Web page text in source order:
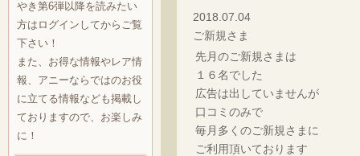
やき第6弾以降を読みたい
方はログインしてからご覧
下さい！
また、お得な情報やレア情
報、アニーならではのお役
に立てる情報なども掲載し
ておりますので、お楽しみ
に！
2018.07.04
ご新規さま
先月のご新規さまは
１６名でした
広告は出していませんが
口コミのみで
毎月多くのご新規さまに
ご利用頂いております